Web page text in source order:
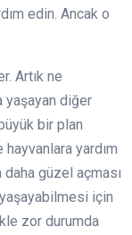
edin. Ancak o
Artık ne
yaşayan diğer
bir plan
yardım
güzel açması
yaşayabilmesi için
zor durumda